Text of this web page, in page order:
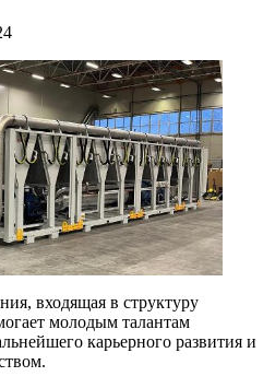
входящая в структуру
молодым талантам
карьерного развития и